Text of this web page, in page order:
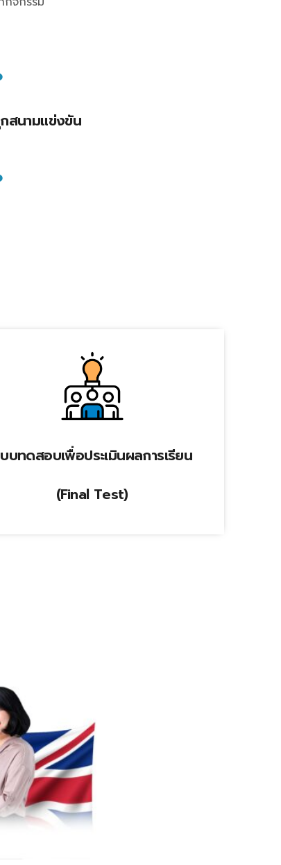
สนามแข่งขัน
บทดสอบเพื่อประเมินผลการเรียน
(Final Test)